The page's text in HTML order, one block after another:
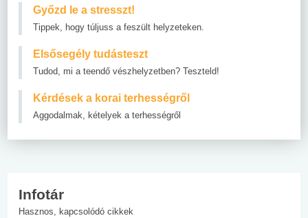
Győzd le a stresszt!
Tippek, hogy túljuss a feszült helyzeteken.
Elsősegély tudásteszt
Tudod, mi a teendő vészhelyzetben? Teszteld!
Kérdések a korai terhességről
Aggodalmak, kételyek a terhességről
Infotár
Hasznos, kapcsolódó cikkek